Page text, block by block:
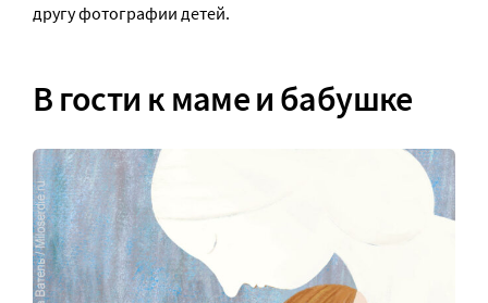
другу фотографии детей.
В гости к маме и бабушке